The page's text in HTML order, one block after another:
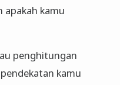
apakah kamu
penghitungan
kamu